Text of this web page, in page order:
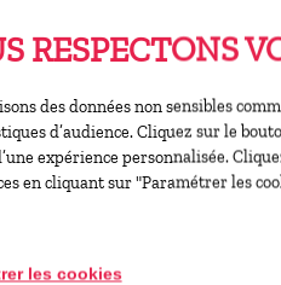
RESPECTONS
des données non sensibles
d’audience. Cliquez sur le
expérience personnalisée.
en cliquant sur "Paramétrer les
les cookies